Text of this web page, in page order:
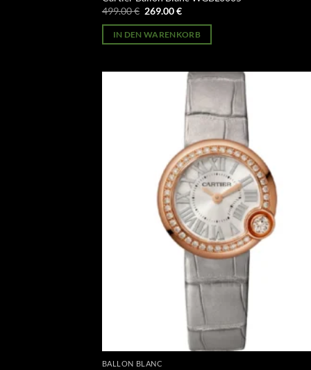
499.00€ Ursprünglicher
war:
499.00 €
269.00€Aktueller
ist:
269.00 €.
IN DEN WARENKORB
BALLON BLANC